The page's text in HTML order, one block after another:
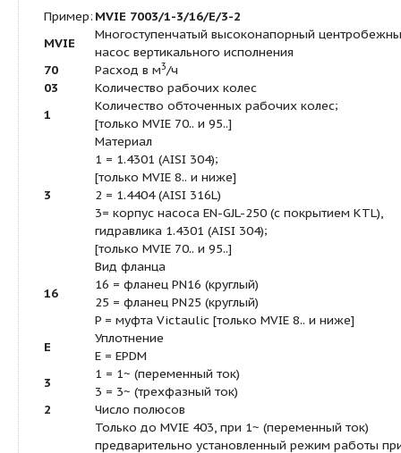
Минимальный индекс эффективности (MEI):
Минимальный индекс
эффективности (MEI)
? 0,10
Продуктовая линейка:
Multivert MVIE
насосы со встроенным
преобразователем
Посмотреть все продукты этой линейки
Нормальновсасывающий многоступенчатый
встроенным частотным преобразователем